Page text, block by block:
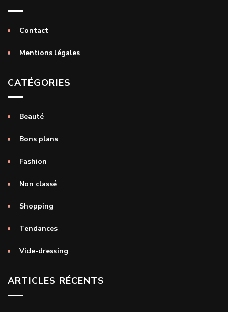
Contact
Mentions légales
CATÉGORIES
Beauté
Bons plans
Fashion
Non classé
Shopping
Tendances
Vide-dressing
ARTICLES RÉCENTS